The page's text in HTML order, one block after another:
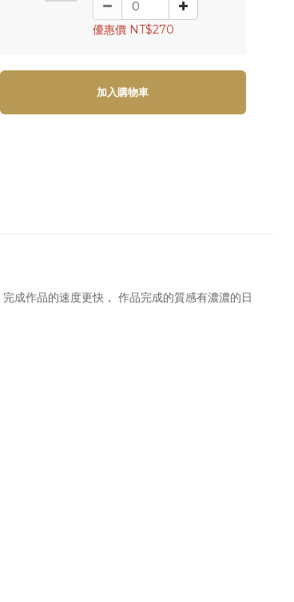
優惠價 NT$270
加入購物車
成作品的速度更快， 作品完成的質感有濃濃的日